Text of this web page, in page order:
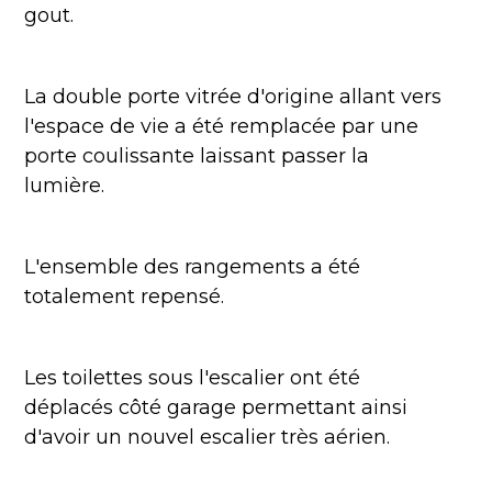
gout.
La double porte vitrée d'origine allant vers
l'espace de vie a été remplacée par une
porte coulissante laissant passer la
lumière.
L'ensemble des rangements a été
totalement repensé.
Les toilettes sous l'escalier ont été
déplacés côté garage permettant ainsi
d'avoir un nouvel escalier très aérien.